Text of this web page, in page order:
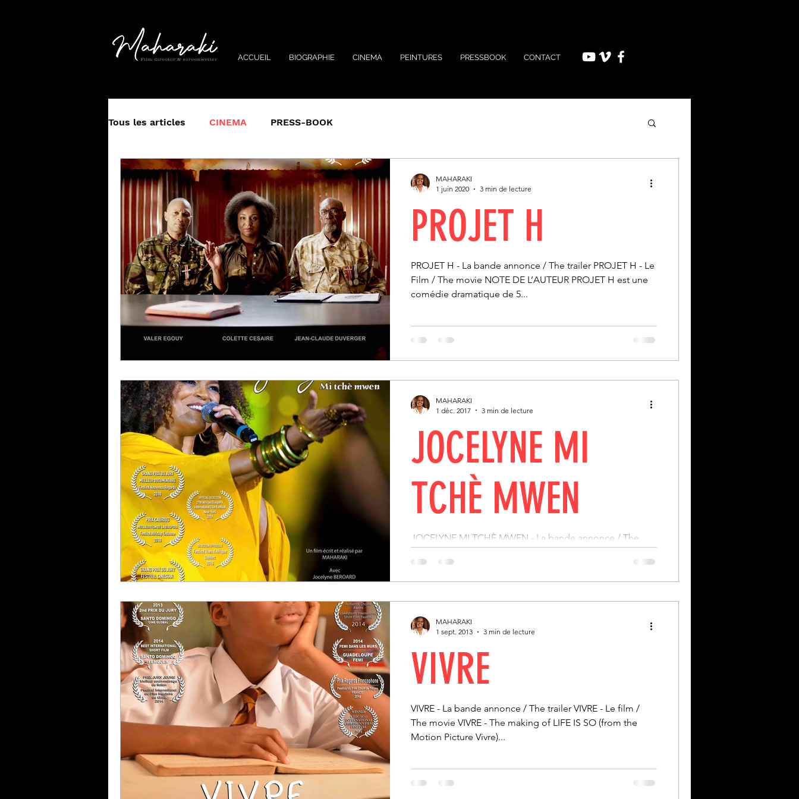
ACCUEIL BIOGRAPHIE CINEMA PEINTURES PRESSBOOK CONTACT
Tous les articles CINEMA PRESS-BOOK
PROJET H
PROJET H - La bande annonce / The trailer PROJET H - Le
Film / The movie NOTE DE L’AUTEUR PROJET H est une
comédie dramatique de 5...
MAHARAKI
1 juin 2020
3 min de lecture
JOCELYNE MI
TCHÈ MWEN
JOCELYNE MI TCHÈ MWEN - La bande annonce / The
press kit Un film de Maharaki Une...
MAHARAKI
1 déc. 2017
3 min de lecture
VIVRE
VIVRE - La bande annonce / The trailer VIVRE - Le film /
The movie VIVRE - The making of LIFE IS SO (from the
Motion Picture Vivre)...
MAHARAKI
1 sept. 2013
3 min de lecture